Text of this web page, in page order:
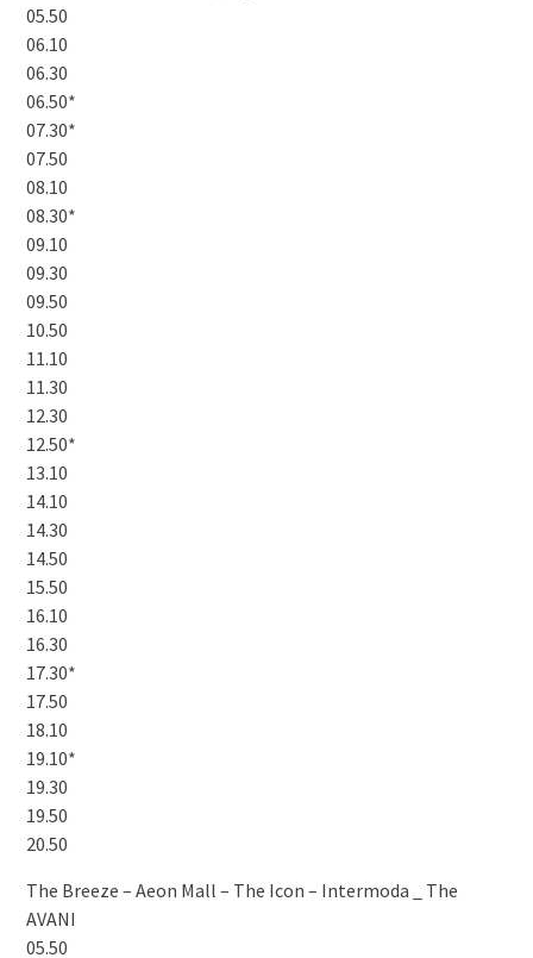
05.50
06.10
06.30
06.50*
07.30*
07.50
08.10
08.30*
09.10
09.30
09.50
10.50
11.10
11.30
12.30
12.50*
13.10
14.10
14.30
14.50
15.50
16.10
16.30
17.30*
17.50
18.10
19.10*
19.30
19.50
20.50
The Breeze – Aeon Mall – The Icon – Intermoda _ The
AVANI
05.50